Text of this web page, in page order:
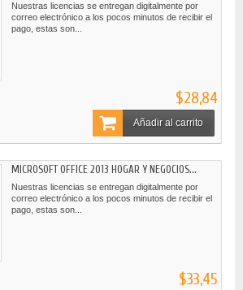
Nuestras licencias se entregan digitalmente por
correo electrónico a los pocos minutos de recibir el
pago, estas son...
$28,84
Añadir al carrito
MICROSOFT OFFICE 2013 HOGAR Y NEGOCIOS...
Nuestras licencias se entregan digitalmente por
correo electrónico a los pocos minutos de recibir el
pago, estas son...
$33,45